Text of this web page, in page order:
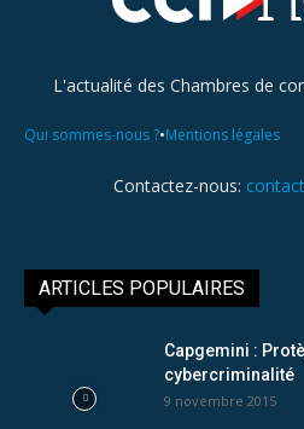
L'actualité des Chambres de
Qui sommes-nous ?•Mentions légales
Contactez-nous:
ARTICLES POPULAIRES
Capgemini :
cybercriminalité
9 novembre 2015